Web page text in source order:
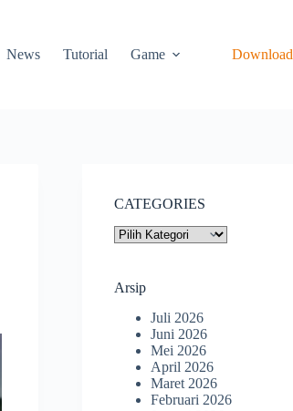
News Tutorial Game Download
CATEGORIES
CATEGORIES
Arsip
Juli 2026
Juni 2026
Mei 2026
April 2026
Maret 2026
Februari 2026